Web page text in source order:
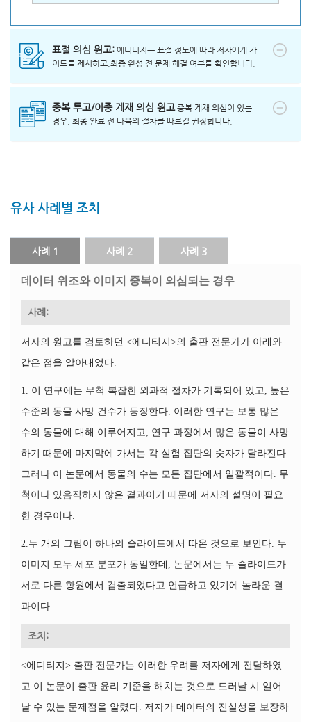
표절 의심 원고: 에디티지는 표절 정도에 따라 저자에게 가
이드를 제시하고,최종 완성 전 문제 해결 여부를 확인합니다.
중복 투고/이중 게재 의심 원고중복 게재 의심이 있는
경우, 최종 완료 전 다음의 절차를 따르길 권장합니다.
유사 사례별 조치
사례 1 사례 2 사례 3
데이터 위조와 이미지 중복이 의심되는 경우
사례:
저자의 원고를 검토하던 <에디티지>의 출판 전문가가 아래와
같은 점을 알아내었다.
1. 이 연구에는 무척 복잡한 외과적 절차가 기록되어 있고, 높은
수준의 동물 사망 건수가 등장한다. 이러한 연구는 보통 많은
수의 동물에 대해 이루어지고, 연구 과정에서 많은 동물이 사망
하기 때문에 마지막에 가서는 각 실험 집단의 숫자가 달라진다.
그러나 이 논문에서 동물의 수는 모든 집단에서 일괄적이다. 무
척이나 있음직하지 않은 결과이기 때문에 저자의 설명이 필요
한 경우이다.
2.두 개의 그림이 하나의 슬라이드에서 따온 것으로 보인다. 두
이미지 모두 세포 분포가 동일한데, 논문에서는 두 슬라이드가
서로 다른 항원에서 검출되었다고 언급하고 있기에 놀라운 결
과이다.
조치:
<에디티지> 출판 전문가는 이러한 우려를 저자에게 전달하였
고 이 논문이 출판 윤리 기준을 해치는 것으로 드러날 시 일어
날 수 있는 문제점을 알렸다. 저자가 데이터의 진실성을 보장하